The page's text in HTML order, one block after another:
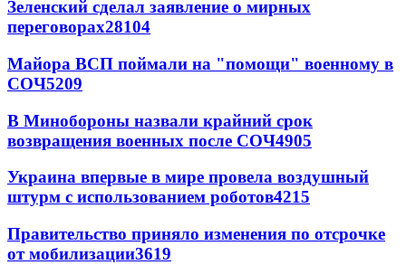
Зеленский сделал заявление о мирных
переговорах28104
Майора ВСП поймали на "помощи" военному в
СОЧ5209
В Минобороны назвали крайний срок
возвращения военных после СОЧ4905
Украина впервые в мире провела воздушный
штурм с использованием роботов4215
Правительство приняло изменения по отсрочке
от мобилизации3619